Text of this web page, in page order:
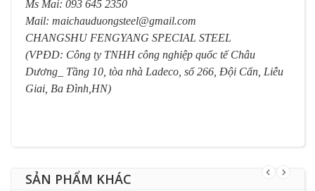
Ms Mai: 093 645 2350
Mail: maichauduongsteel@gmail.com
CHANGSHU FENGYANG SPECIAL STEEL
(VPĐD: Công ty TNHH công nghiệp quốc tế Châu
Dương_ Tầng 10, tòa nhà Ladeco, số 266, Đội Cấn, Liễu
Giai, Ba Đình,HN)
SẢN PHẨM KHÁC